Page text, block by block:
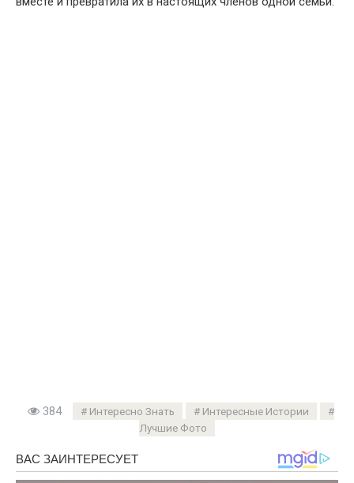
384 Интересно Знать
Интересные Истории
Лучшие Фото